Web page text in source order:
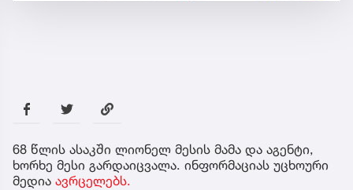
68 წლის ასაკში ლიონელ მესის მამა და აგენტი,
ხორხე მესი გარდაიცვალა. ინფორმაციას უცხოური
მედია ავრცელებს.